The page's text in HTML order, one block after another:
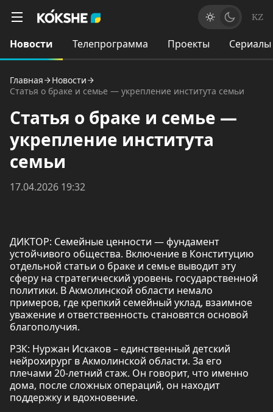
KZ
Новости Телепрограмма Проекты Сериалы
Главная
Новости
Статья о браке и семье — укрепление института семьи
Статья о браке и семье —
укрепление института
семьи
17.04.2026 19:32
ДИКТОР: Семейные ценности — фундамент
устойчивого общества. Включение в Конституцию
отдельной статьи о браке и семье выводит эту
сферу на стратегический уровень государственной
политики. В Акмолинской области немало
примеров, где крепкий семейный уклад, взаимное
уважение и ответственность становятся основой
благополучия.
РЗК: Нуржан Искаков – единственный детский
нейрохирург в Акмолинской области. За его
плечами 20-летний стаж. Он говорит, что именно
дома, после сложных операций, он находит
поддержку и вдохновение.